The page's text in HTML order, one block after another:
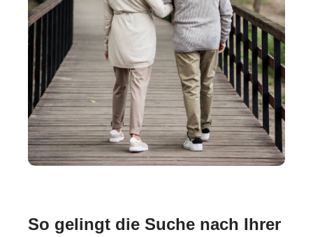
So gelingt die Suche nach Ihrer